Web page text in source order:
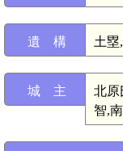
遺 構 土塁
城 主
北原
智,